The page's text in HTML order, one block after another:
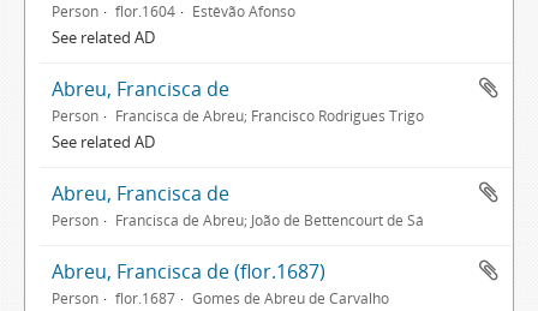
Person flor.1604 Estêvão Afonso
See related AD
Abreu, Francisca de
Person Francisca de Abreu; Francisco Rodrigues Trigo
See related AD
Abreu, Francisca de
Person Francisca de Abreu; João de Bettencourt de Sá
Abreu, Francisca de (flor.1687)
Person flor.1687 Gomes de Abreu de Carvalho